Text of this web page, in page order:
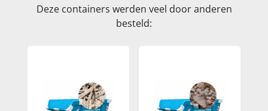
Deze containers werden veel door anderen
besteld: